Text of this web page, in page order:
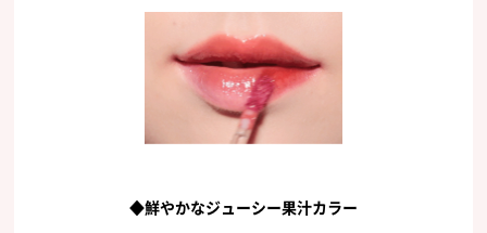
◆鮮やかなジューシー果汁カラー